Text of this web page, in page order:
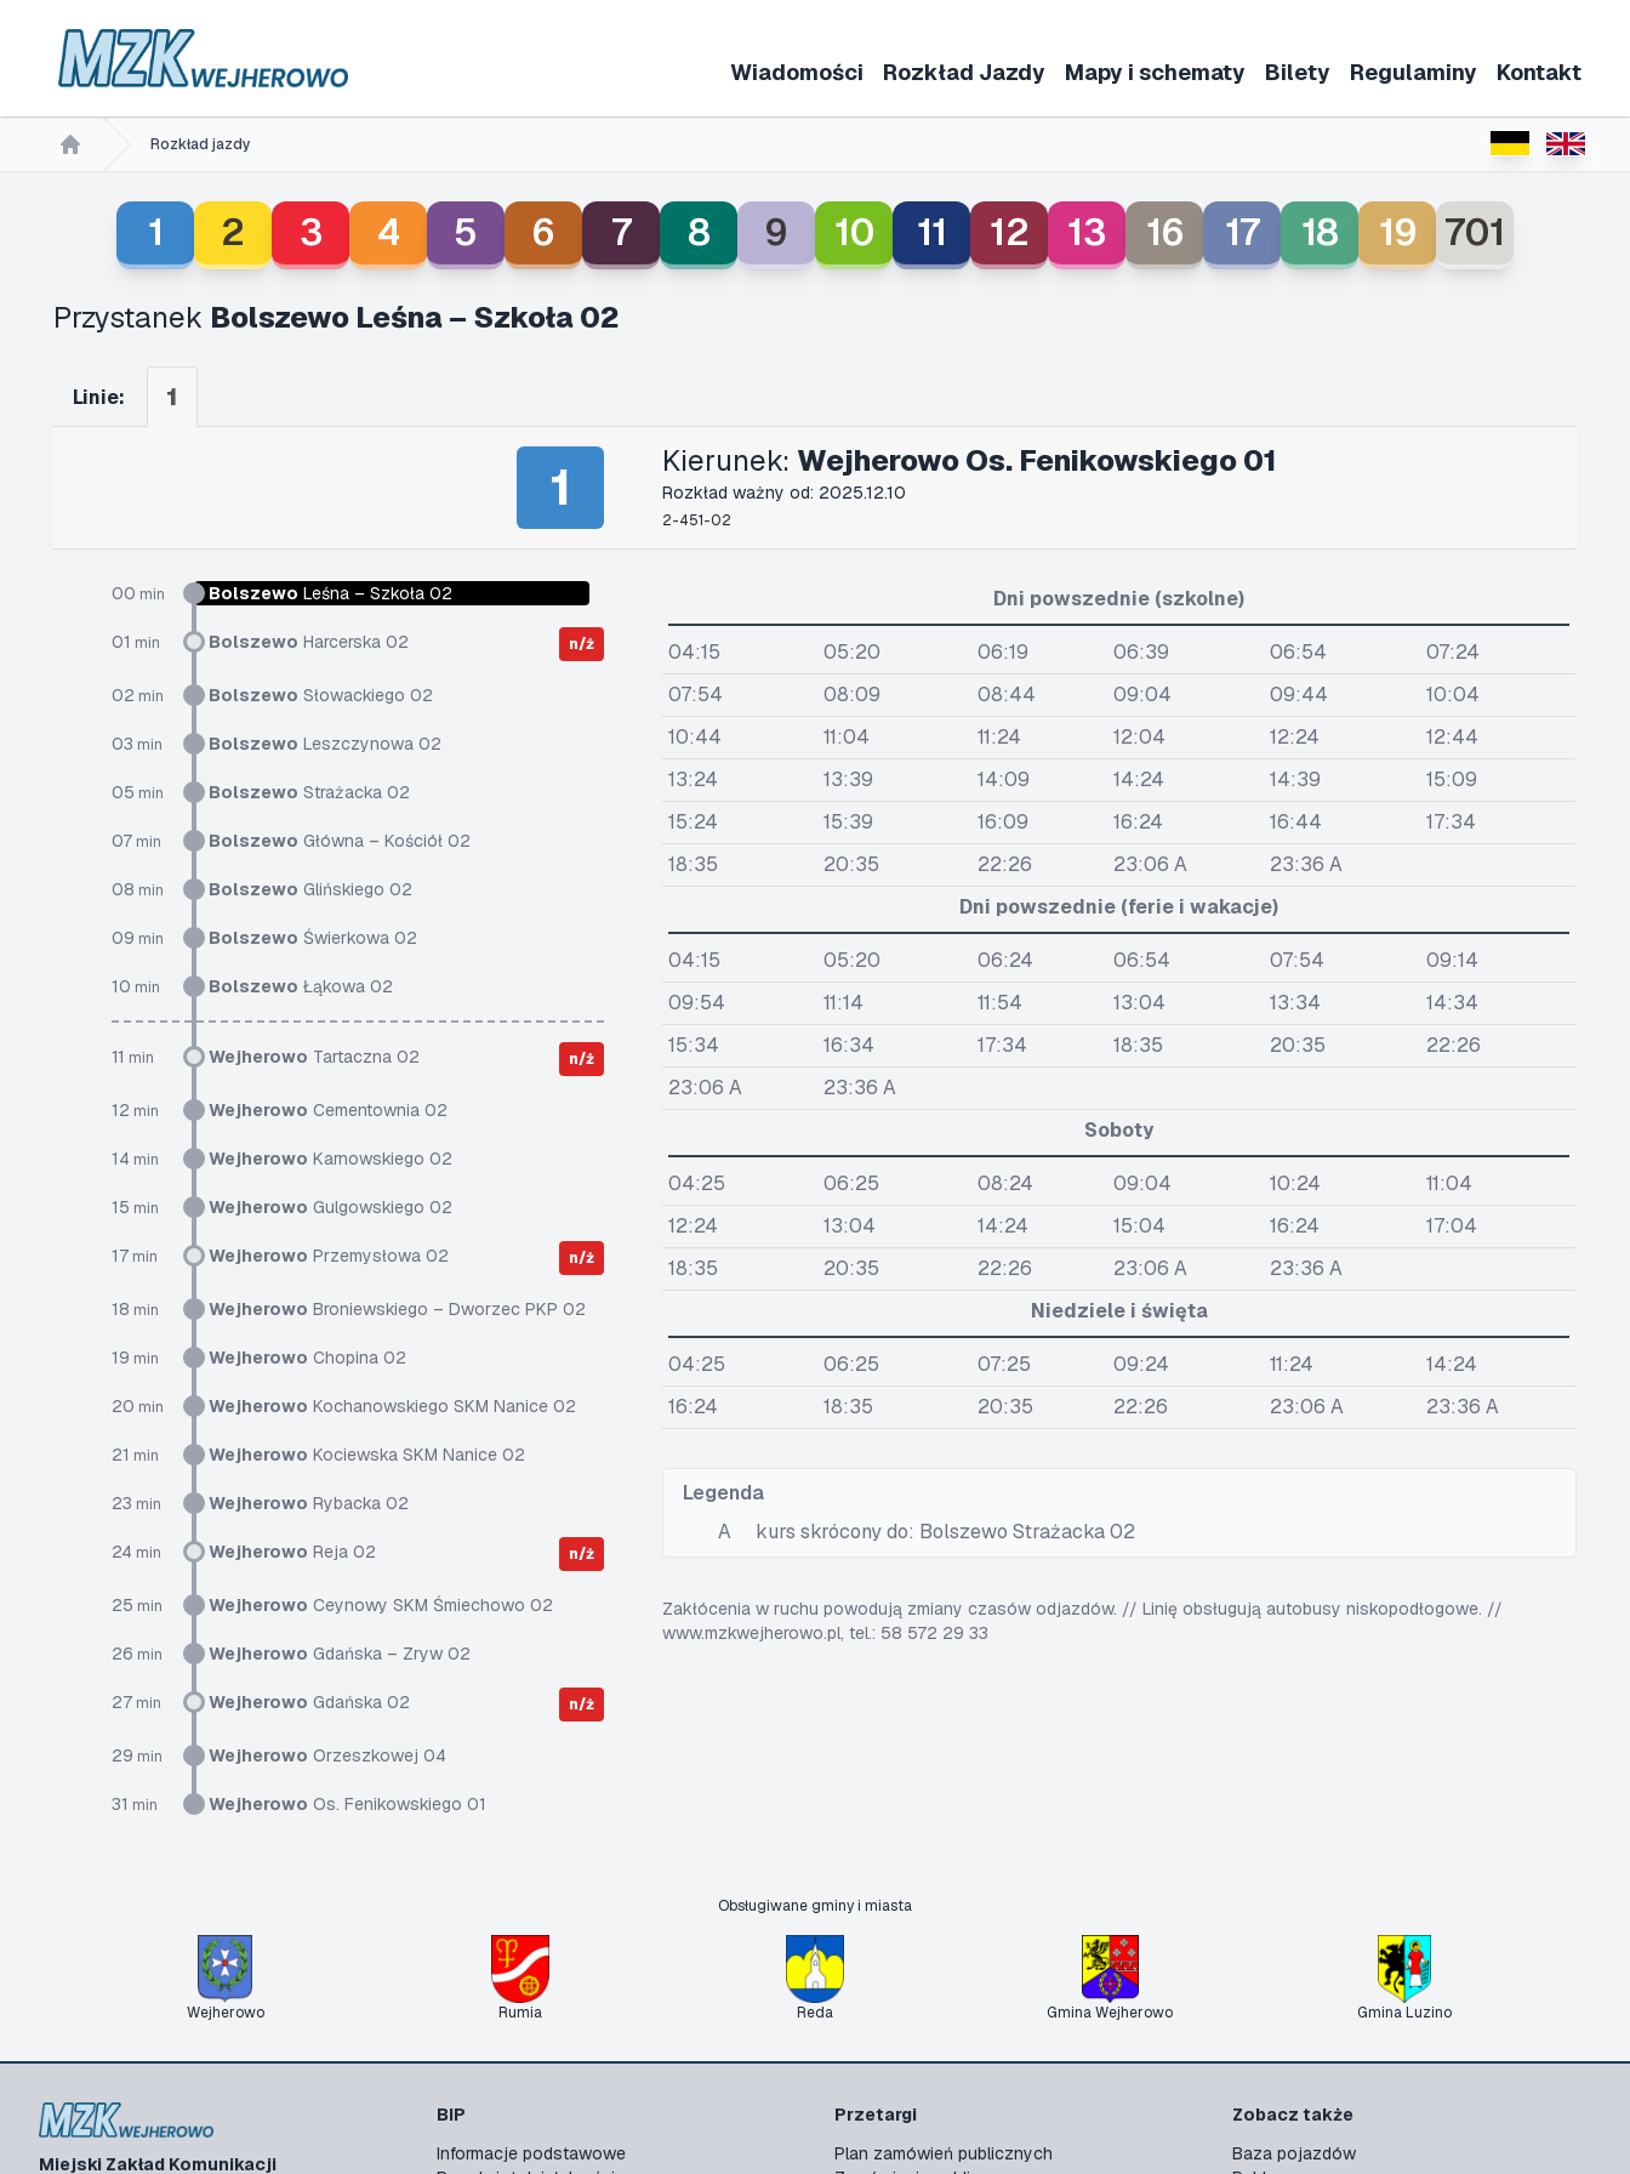
Wiadomości Rozkład Jazdy Mapy i schematy Bilety Regulaminy Kontakt
Rozkład jazdy
1 2 3 4 5 6 7 8 9 10 11 12 13 16 17 18 19 701
Przystanek Bolszewo Leśna – Szkoła 02
Linie: 1
1 Kierunek: Wejherowo Os. Fenikowskiego 01
Rozkład ważny od: 2025.12.10
2-451-02
00 min Bolszewo Leśna – Szkoła 02
01 min Bolszewo Harcerska 02 n/ż
02 min Bolszewo Słowackiego 02
03 min Bolszewo Leszczynowa 02
05 min Bolszewo Strażacka 02
07 min Bolszewo Główna – Kościół 02
08 min Bolszewo Glińskiego 02
09 min Bolszewo Świerkowa 02
10 min Bolszewo Łąkowa 02
11 min Wejherowo Tartaczna 02 n/ż
12 min Wejherowo Cementownia 02
14 min Wejherowo Karnowskiego 02
15 min Wejherowo Gulgowskiego 02
17 min Wejherowo Przemysłowa 02 n/ż
18 min Wejherowo Broniewskiego – Dworzec PKP 02
19 min Wejherowo Chopina 02
20 min Wejherowo Kochanowskiego SKM Nanice 02
21 min Wejherowo Kociewska SKM Nanice 02
23 min Wejherowo Rybacka 02
24 min Wejherowo Reja 02 n/ż
25 min Wejherowo Ceynowy SKM Śmiechowo 02
26 min Wejherowo Gdańska – Zryw 02
27 min Wejherowo Gdańska 02 n/ż
29 min Wejherowo Orzeszkowej 04
31 min Wejherowo Os. Fenikowskiego 01
Dni powszednie (szkolne)
04:15 05:20 06:19 06:39 06:54
07:24
07:54
08:09 08:44 09:04 09:44
10:04
10:44
11:04 11:24 12:04 12:24
12:44
13:24
13:39 14:09 14:24 14:39
15:09
15:24
15:39 16:09 16:24 16:44
17:34
18:35
20:35 22:26 23:06 A
23:36 A
Dni powszednie (ferie i wakacje)
04:15 05:20 06:24 06:54 07:54
09:14
09:54
11:14 11:54 13:04 13:34
14:34
15:34
16:34 17:34 18:35 20:35
22:26
23:06 A
23:36 A
Soboty
04:25 06:25 08:24 09:04 10:24
11:04
12:24
13:04 14:24 15:04 16:24
17:04
18:35
20:35 22:26 23:06 A
23:36 A
Niedziele i święta
04:25 06:25 07:25 09:24 11:24
14:24
16:24
18:35 20:35 22:26 23:06 A 23:36 A
Legenda
A
kurs skrócony do: Bolszewo Strażacka 02
Zakłócenia w ruchu powodują zmiany czasów odjazdów. // Linię obsługują autobusy niskopodłogowe. //
www.mzkwejherowo.pl, tel.: 58 572 29 33
Obsługiwane gminy i miasta
Wejherowo Rumia Reda Gmina Wejherowo Gmina Luzino
Miejski Zakład Komunikacji
BIP
Informacje podstawowe
Przetargi
Plan zamówień publicznych
Zobacz także
Baza pojazdów